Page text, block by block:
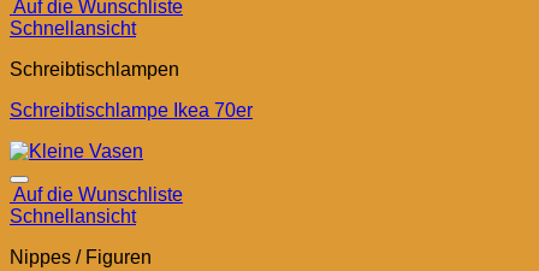
Auf die Wunschliste
Schnellansicht
Schreibtischlampen
Schreibtischlampe Ikea 70er
Auf die Wunschliste
Schnellansicht
Nippes / Figuren